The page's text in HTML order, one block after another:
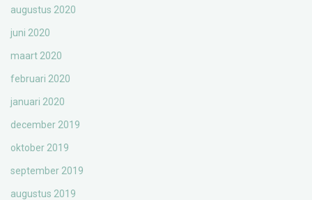
augustus 2020
juni 2020
maart 2020
februari 2020
januari 2020
december 2019
oktober 2019
september 2019
augustus 2019